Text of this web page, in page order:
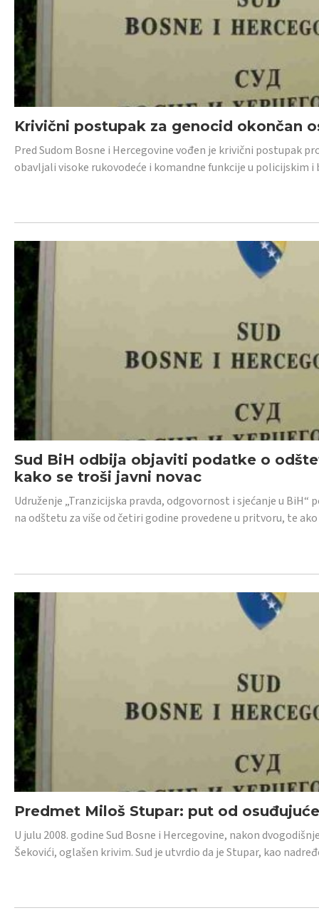
Krivični postupak za genocid okončan
Pred Sudom Bosne i Hercegovine vođen je krivični postupak
obavljali visoke rukovodeće i komandne funkcije u policijskim
Sud BiH odbija objaviti podatke o
kako se troši javni novac
Udruženje „Tranzicijska pravda, odgovornost i sjećanje u
na odštetu za više od četiri godine provedene u pritvoru, te
Predmet Miloš Stupar: put od
U julu 2008. godine Sud Bosne i Hercegovine, nakon
Šekovići, oglašen krivim. Sud je utvrdio da je Stupar, kao